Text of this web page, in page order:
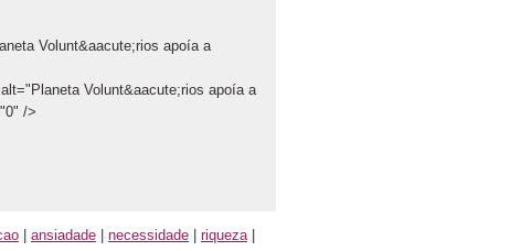
Volunt&aacute;rios apoía a
Volunt&aacute;rios apoía a
/>
ansiadade necessidade riqueza